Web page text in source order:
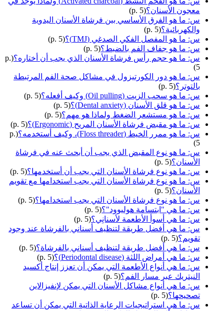
معجون الأسنان؟(p. 5)
س: ما هو الفرق الأساسي بين فرشاة الأسنان اليدوية
والكهربائية؟(p. 5)
س: ما هو المفصل الفكي الصدغي (TMJ)؟
(p. 5)
س: ما هو جفاف الفم بالضبط؟(p. 5)
س: ما هو حجم رأس فرشاة الأسنان الذي يجب أن أختاره؟ (p.
5)
س: ما هو دور الكورتيزول في مشاكل صحة الفم المرتبطة
بالتوتر؟(p. 5)
س: ما هو سحب الزيت (Oil pulling) وكيف أفعله؟
(p. 5)
س: ما هو قلق الأسنان (Dental anxiety)؟
(p. 5)
س: ما هو مستشعر الضغط ولماذا هو مهم؟(p. 5)
س: ما هو مقبض فرشاة الأسنان المريح (Ergonomic)؟
(p. 5)
س: ما هو ممرر الخيط (Floss threader)، وكيف أستخدمه؟
(p.
5)
س: ما هو نوع المقبض الذي يجب أن أبحث عنه في فرشاة
الأسنان؟(p. 5)
س: ما هو نوع فرشاة الأسنان التي يجب أن أستخدمها؟(p. 5)
س: ما هو نوع فرشاة الأسنان التي يجب استخدامها مع تقويم
الأسنان؟(p. 5)
س: ما هو نوع فرشاة الأسنان التي يجب استخدامها؟(p. 5)
س: ما هي "ابتسامة هوليوود"؟(p. 5)
س: ما هي أسوأ الأطعمة لأسنانِي؟(p. 5)
س: ما هي أفضل طريقة لتنظيف أسناني بالفرشاة عند وجود
تقويم؟(p. 5)
س: ما هي أفضل طريقة لتنظيف أسناني بالفرشاة؟(p. 5)
س: ما هي أمراض اللثة (Periodontal disease)؟
(p. 5)
س: ما هي أنواع الأطعمة التي يمكن أن تعزز إنتاج أكسيد
النيتريك عبر مسار الفم؟(p. 5)
س: ما هي أنواع مشاكل الأسنان التي يمكن لإنفيزالاين
تصحيحها؟(p. 5)
س: ما هي استراتيجيات الرعاية الذاتية التي يمكن أن تساعد